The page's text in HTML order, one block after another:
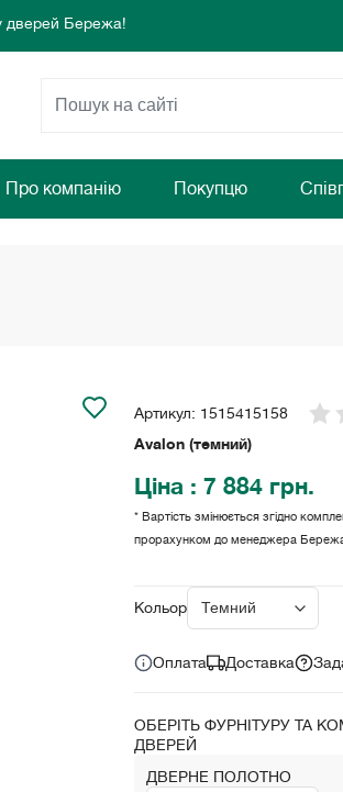
дверей Бережа!
щодня для комфорту та затишку Вашого дому!
дверей Бережа!
щодня для комфорту та затишку Вашого дому!
Про компанію Покупцю
Артикул: 1515415158
Avalon (темний)
Ціна : 7 884 грн.
* Вартість змінюється згідно
прорахунком до менеджера
Кольори:
Оплата Доставка
ОБЕРІТЬ ФУРНІТУРУ ТА
ДВЕРЕЙ
ДВЕРНЕ ПОЛОТНО